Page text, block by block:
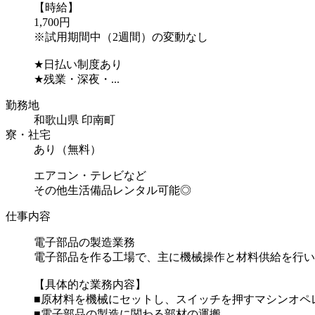
【時給】
1,700円
※試用期間中（2週間）の変動なし
★日払い制度あり
★残業・深夜・...
勤務地
和歌山県 印南町
寮・社宅
あり（無料）
エアコン・テレビなど
その他生活備品レンタル可能◎
仕事内容
電子部品の製造業務
電子部品を作る工場で、主に機械操作と材料供給を行い
【具体的な業務内容】
■原材料を機械にセットし、スイッチを押すマシンオペ